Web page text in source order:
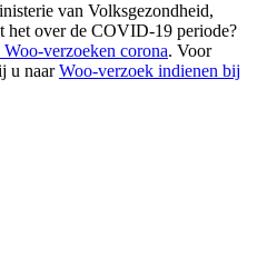
van Volksgezondheid,
het over de COVID-19 periode?
verzoeken corona. Voor
u naarWoo-verzoek indienen bij